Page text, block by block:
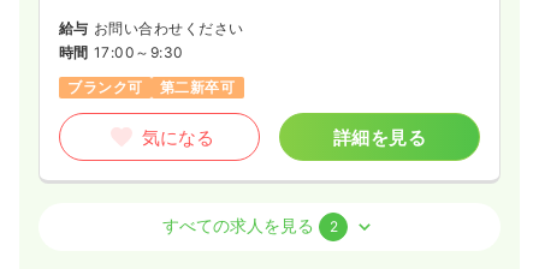
給与 お問い合わせください
時間 17:00～9:30
ブランク可
第二新卒可
気になる 詳細を見る
正・准看護師すべての求人を見る 2